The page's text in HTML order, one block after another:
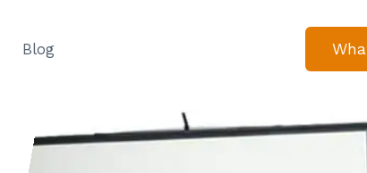
Blog